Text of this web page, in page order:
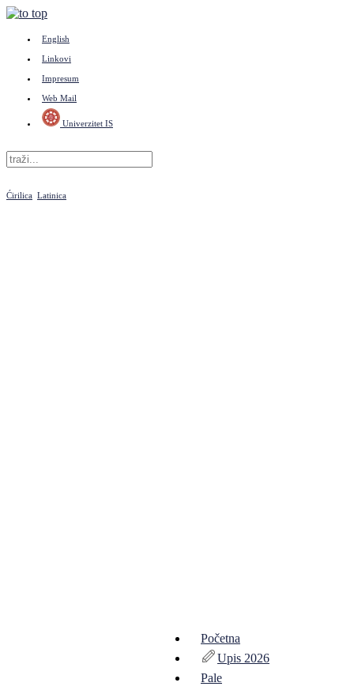
English
Linkovi
Impresum
Web Mail
Univerzitet IS
Ćirilica Latinica
Početna
Upis 2026
Pale